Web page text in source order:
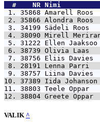
  #    NR
Nimi
1. 35868 Amarell
2. 35866 Alondra
3. 34199 Sädeli
4. 38090 Mirell
5. 31222 Ellen
6. 38739 Olivia
7. 38756 Eliis
8. 28191 Lenna
9. 38757 Liina
10. 37389 Iida
11. 38803 Teele
12. 38804 Greete
VALIK ^